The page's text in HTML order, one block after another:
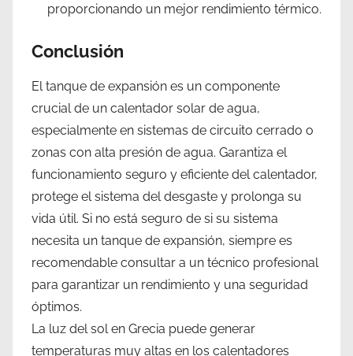
proporcionando un mejor rendimiento térmico.
Conclusión
El tanque de expansión es un componente
crucial de un calentador solar de agua,
especialmente en sistemas de circuito cerrado o
zonas con alta presión de agua. Garantiza el
funcionamiento seguro y eficiente del calentador,
protege el sistema del desgaste y prolonga su
vida útil. Si no está seguro de si su sistema
necesita un tanque de expansión, siempre es
recomendable consultar a un técnico profesional
para garantizar un rendimiento y una seguridad
óptimos.
La luz del sol en Grecia puede generar
temperaturas muy altas en los calentadores